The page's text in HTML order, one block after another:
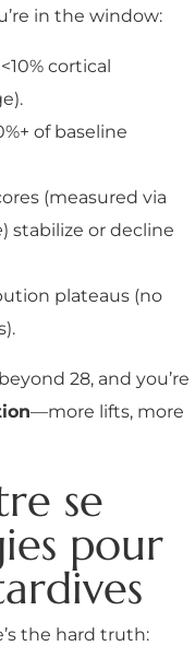
in the window:
cortical
of baseline
(measured via
) stabilize or decline
plateaus (no
28, and you’re
—more lifts, more
se
pour
the hard truth: